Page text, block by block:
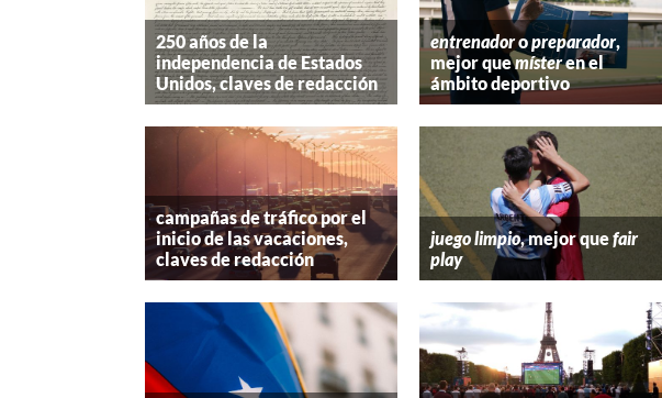
250 años de la
independencia de Estados
Unidos, claves de redacción
entrenadoropreparador,
mejor quemísteren el
ámbito deportivo
campañas de tráfico por el
inicio de las vacaciones,
claves de redacción
juego limpio, mejor quefair
play